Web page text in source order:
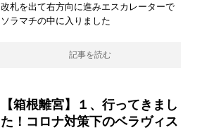
改札を出て右方向に進みエスカレーターで
ソラマチの中に入りました
記事を読む
【箱根離宮】１、行ってきまし
た！コロナ対策下のベラヴィス